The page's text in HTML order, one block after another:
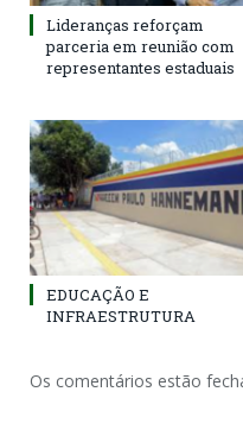
Lideranças reforçam
parceria em reunião com
representantes estaduais
EDUCAÇÃO E
INFRAESTRUTURA
Os comentários estão